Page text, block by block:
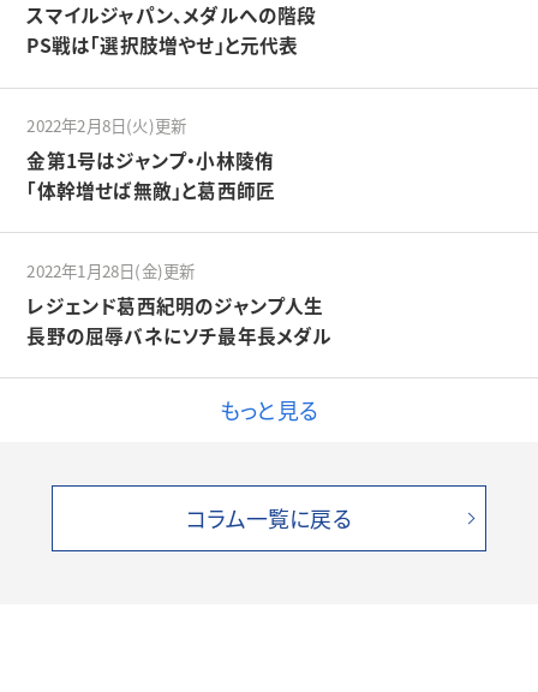
スマイルジャパン、メダルへの階段
PS戦は「選択肢増やせ」と元代表
2022年2月8日(火)更新
金第1号はジャンプ・小林陵侑
「体幹増せば無敵」と葛西師匠
2022年1月28日(金)更新
レジェンド葛西紀明のジャンプ人生
長野の屈辱バネにソチ最年長メダル
もっと見る
コラム一覧に戻る